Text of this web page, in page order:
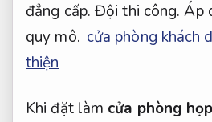
đẳng cấp.Đội thi công. Áp
quy mô. cửa phòng khách
thiện
Khi đặt làm cửa phòng họp